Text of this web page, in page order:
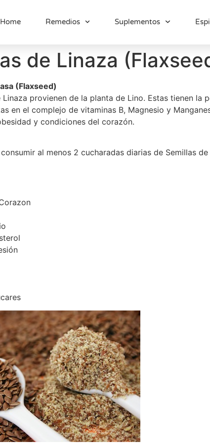
Home Remedios Suplementos
de Linaza
(Flaxseed)
Linaza provienen de la planta de Lino. Estas tienen
en el complejo de vitaminas B, Magnesio y
y condiciones del corazón.
al menos 2 cucharadas diarias de Semillas de